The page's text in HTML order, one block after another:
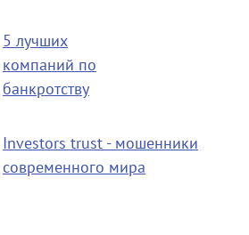
5 лучших
компаний по
банкротству
Investors trust - мошенники
современного мира